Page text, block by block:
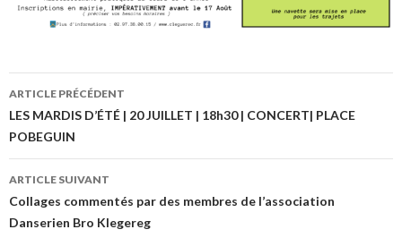
Navigation
des
articles
ARTICLE PRÉCÉDENT
LES MARDIS D’ÉTÉ | 20 JUILLET | 18h30 | CONCERT| PLACE
POBEGUIN
ARTICLE SUIVANT
Collages commentés par des membres de l’association
Danserien Bro Klegereg